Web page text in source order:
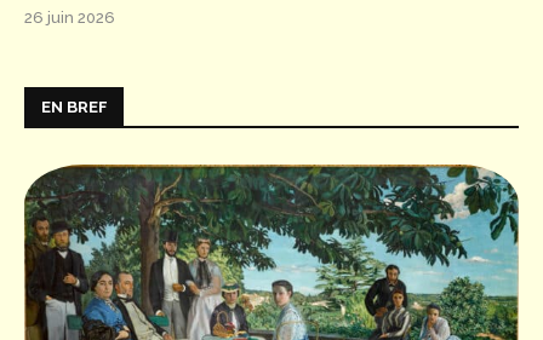
26 juin 2026
EN BREF